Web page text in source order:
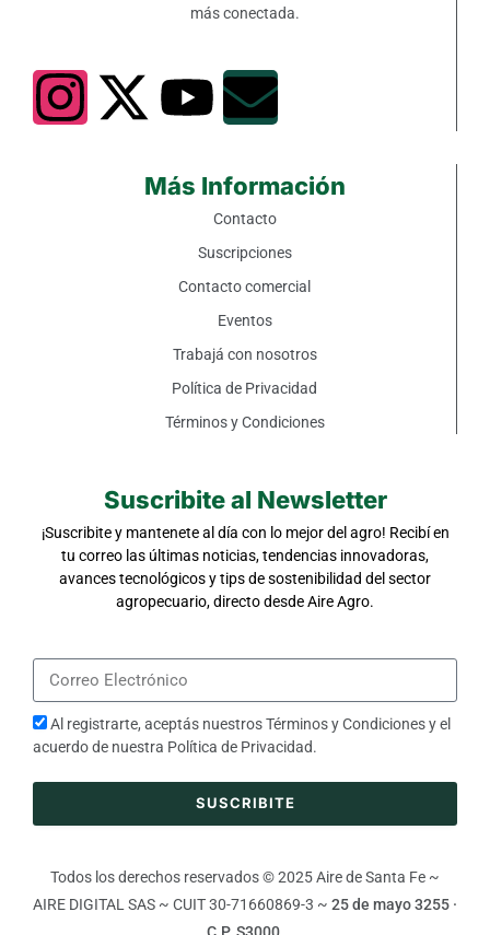
más conectada.
Más Información
Contacto
Suscripciones
Contacto comercial
Eventos
Trabajá con nosotros
Política de Privacidad
Términos y Condiciones
Suscribite al Newsletter
¡Suscribite y mantenete al día con lo mejor del agro! Recibí en
tu correo las últimas noticias, tendencias innovadoras,
avances tecnológicos y tips de sostenibilidad del sector
agropecuario, directo desde Aire Agro.
Al registrarte, aceptás nuestrosTérminos y Condicionesy el
acuerdo de nuestra Política de Privacidad.
SUSCRIBITE
Todos los derechos reservados © 2025 Aire de Santa Fe ~
AIRE DIGITAL SAS ~ CUIT 30-71660869-3 ~ 25 de mayo 3255 ·